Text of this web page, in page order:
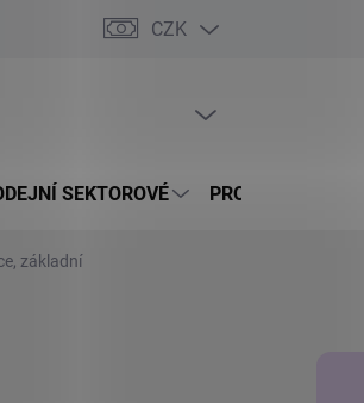
CZK
SEKTOROVÉ PROSKLENÉ
základní